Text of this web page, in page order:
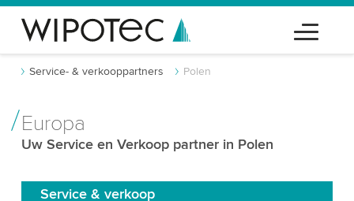
Service- & verkooppartners Polen
Europa
Uw Service en Verkoop partner in Polen
Service & verkoop